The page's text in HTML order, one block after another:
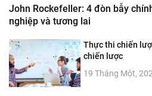
John Rockefeller: 4 đòn bẫy
nghiệp và tương lai
Thực thi chiến
chiến lược
19 Tháng Một,